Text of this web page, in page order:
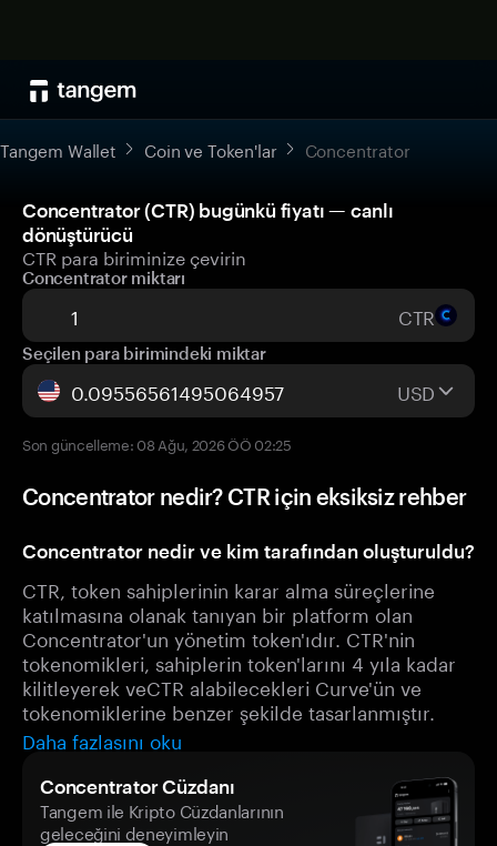
Tangem Wallet Coin ve Token'lar Concentrator
Concentrator (CTR) bugünkü fiyatı — canlı
dönüştürücü
CTR para biriminize çevirin
Concentrator miktarı
CTR
Seçilen para birimindeki miktar
USD
Son güncelleme: 08 Ağu, 2026 ÖÖ 02:25
Concentrator nedir? CTR için eksiksiz rehber
Concentrator nedir ve kim tarafından oluşturuldu?
CTR, token sahiplerinin karar alma süreçlerine
katılmasına olanak tanıyan bir platform olan
Concentrator'un yönetim token'ıdır. CTR'nin
tokenomikleri, sahiplerin token'larını 4 yıla kadar
kilitleyerek veCTR alabilecekleri Curve'ün ve
tokenomiklerine benzer şekilde tasarlanmıştır.
Daha fazlasını oku
Concentrator Cüzdanı
Tangem ile Kripto Cüzdanlarının
geleceğini deneyimleyin